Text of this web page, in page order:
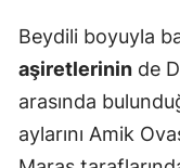
Beydili boyuyla
aşiretlerinin de
arasında
aylarını Amik